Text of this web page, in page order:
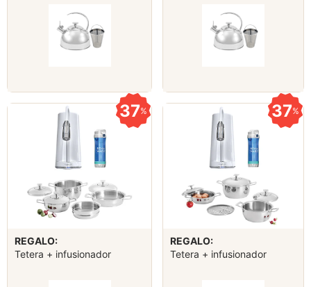
37%
REGALO:
Tetera + infusionador
37%
REGALO:
Tetera + infusionador